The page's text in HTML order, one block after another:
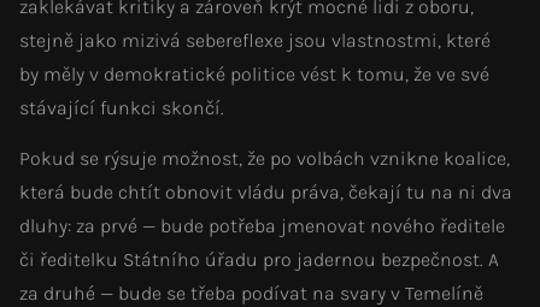
zaklekávat kritiky a zároveň krýt mocné lidi z oboru,
stejně jako mizivá sebereflexe jsou vlastnostmi, které
by měly v demokratické politice vést k tomu, že ve své
stávající funkci skončí.
Pokud se rýsuje možnost, že po volbách vznikne koalice,
která bude chtít obnovit vládu práva, čekají tu na ni dva
dluhy: za prvé — bude potřeba jmenovat nového ředitele
či ředitelku Státního úřadu pro jadernou bezpečnost. A
za druhé — bude se třeba podívat na svary v Temelíně